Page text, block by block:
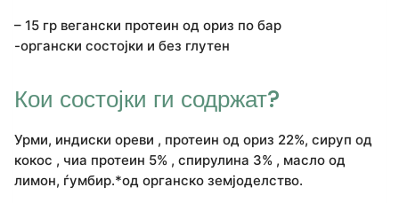
– 15 гр вегански протеин од ориз по бар
-органски состојки и без глутен
Кои состојки ги содржат?
Урми, индиски ореви , протеин од ориз 22%, сируп од
кокос , чиа протеин 5% , спирулина 3% , масло од
лимон, ѓумбир.*од органско земјоделство.